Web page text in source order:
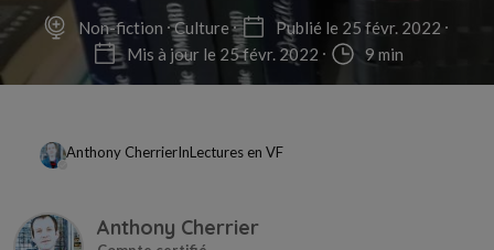
Non-fiction Culture
Publié le 25 févr. 2022
Mis à jour le 25 févr. 2022
9 min
Anthony CherrierInLectures en VF
Anthony Cherrier